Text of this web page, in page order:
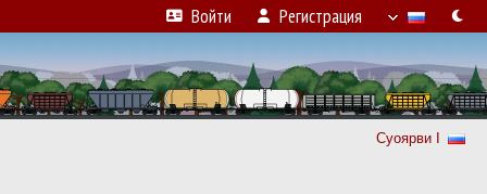
Войти Регистрация
Суоярви I